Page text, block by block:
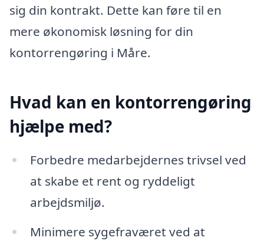
sig din kontrakt. Dette kan føre til en
mere økonomisk løsning for din
kontorrengøring i Måre.
Hvad kan en kontorrengøring
hjælpe med?
Forbedre medarbejdernes trivsel ved
at skabe et rent og ryddeligt
arbejdsmiljø.
Minimere sygefraværet ved at